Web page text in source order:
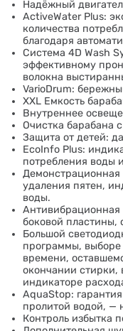
Надёжный
ActiveWater Plus:
количества
благодаря
Система 4D Wash
эффективному
волокна
VarioDrum:
XXL Емкость
Внутреннее
Очистка барабана
Защита от детей: да
EcoInfo Plus:
потребления воды
Демонстрационная
удаления пятен,
воды.
Антивибрационная
боковой
Большой
программы, выборе
времени,
окончании стирки,
индикаторе
AquaStop:
пролитой водой, —
Контроль избытка